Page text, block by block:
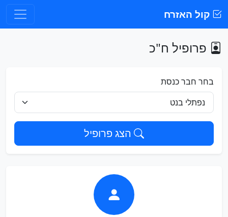
קול האזרח
פרופיל ח"כ
בחר חבר כנסת
הצג פרופיל